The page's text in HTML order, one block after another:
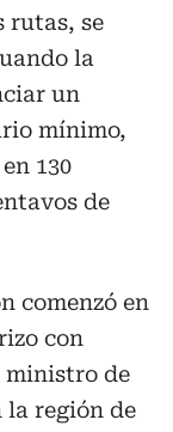
rutas, se
la
un
mínimo,
130
de
comenzó en
con
ministro de
la región de